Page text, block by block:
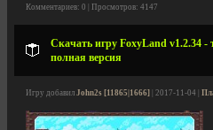
Комментариев: 0 | Просмотров: 4147
Скачать игру FoxyLand v1.2.34 -
полная версия
Игру добавил John2s [11865|1666] | 2017-11-04 |